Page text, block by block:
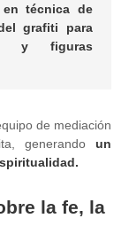
en técnica de
grafiti para
y figuras
de mediación
generandoun
la fe, la